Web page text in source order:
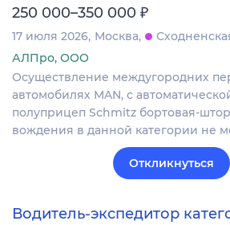
250 000–350 000 ₽
17 июля 2026 Москва
АЛПро, ООО
Осуществление междугородних
автомобилях MAN, с
полуприцеп Schmitz бортовая-
вождения в данной категории не
Откликнуться
Водитель-экспедитор